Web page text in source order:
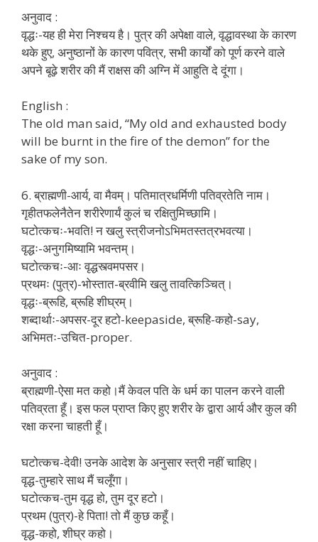
अनुवाद :
वृद्धः-यह ही मेरा निश्चय है। पुत्र की अपेक्षा वाले, वृद्धावस्था के कारण
थके हुए, अनुष्ठानों के कारण पवित्र, सभी कार्यों को पूर्ण करने वाले
अपने बूढ़े शरीर की मैं राक्षस की अग्नि में आहुति दे दूंगा।
English :
The old man said, “My old and exhausted body
will be burnt in the fire of the demon” for the
sake of my son.
6. ब्राह्मणी-आर्य, वा मैवम्। पतिमात्रधर्मिणी पतिव्रतेति नाम।
गृहीतफलेनैतेन शरीरेणार्यं कुलं च रक्षितुमिच्छामि।
घटोत्कचः-भवति! न खलु स्त्रीजनोऽभिमतस्तत्रभवत्या।
वृद्धः-अनुगमिष्यामि भवन्तम्।
घटोत्कचः-आः वृद्धस्त्वमपसर।
प्रथमः (पुत्र)-भोस्तात-ब्रवीमि खलु तावत्किञ्चित्।
वृद्धः-ब्रूहि, ब्रूहि शीघ्रम्।
शब्दार्थाः-अपसर-दूर हटो-keepaside, ब्रूहि-कहो-say,
अभिमतः-उचित-proper.
अनुवाद :
ब्राह्मणी-ऐसा मत कहो।मैं केवल पति के धर्म का पालन करने वाली
पतिव्रता हूँ। इस फल प्राप्त किए हुए शरीर के द्वारा आर्य और कुल की
रक्षा करना चाहती हूँ।
घटोत्कच-देवी! उनके आदेश के अनुसार स्त्री नहीं चाहिए।
वृद्ध-तुम्हारे साथ मैं चलूँगा।
घटोत्कच-तुम वृद्ध हो, तुम दूर हटो।
प्रथम (पुत्र)-हे पिता! तो मैं कुछ कहूँ।
वृद्ध-कहो, शीघ्र कहो।